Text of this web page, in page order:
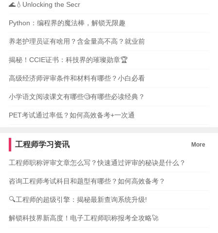
🌊💧Unlocking the Secr
Python：编程界的魔法棒，解锁无限趣
养老护理员证有啥用？含金量高不高？就业前
揭秘！CCIE证书：科技界的璀璨勋章🏆
高级经济师评审条件和材料有哪些？小白必看
小学语文阅读课文有哪些🧐有哪些必读经典？
PET考试通过率低？如何高效备考+一次通
工程师学习资讯 More
工程师职称评审文章怎么写？快速通过评审的秘诀是什么？
咨询工程师考试科目和题型有哪些？如何高效备考？
🔍工程师的超级引擎：揭秘最新查询系统升级!
解锁科技界新高度！电子工程师职称报考全攻略🚀